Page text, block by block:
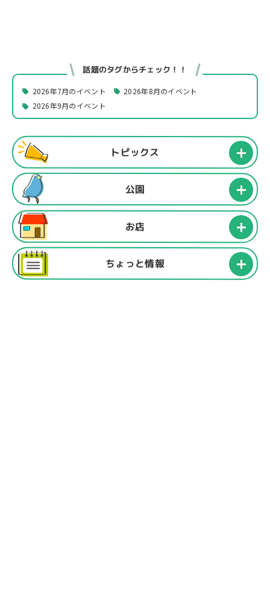
話題のタグからチェック！！
2026年7月のイベント
2026年8月のイベント
2026年9月のイベント
トピックス
公園
お店
ちょっと情報